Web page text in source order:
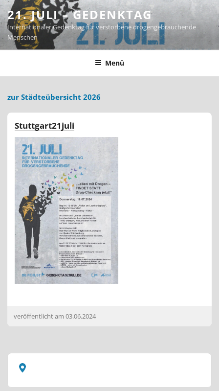
Zum
Inhalt
springen
21. JULI – GEDENKTAG
Internationaler Gedenktag für verstorbene drogengebrauchende
Menschen
Menü
zur Städteübersicht 2026
Stuttgart21juli
veröffentlicht am 03.06.2024